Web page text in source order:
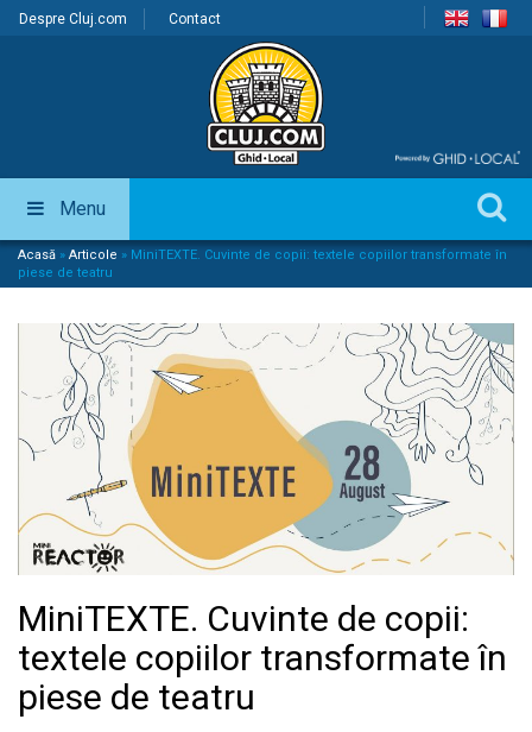
Despre Cluj.com Contact
Menu
Acasă » Articole » MiniTEXTE. Cuvinte de copii: textele copiilor transformate în
piese de teatru
MiniTEXTE. Cuvinte de copii:
textele copiilor transformate în
piese de teatru